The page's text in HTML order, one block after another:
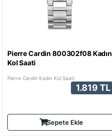
Pierre Cardin 800302f08 Kadın
Kol Saati
Pierre Cardin Kadın Kol Saati
1.819 TL
Sepete Ekle